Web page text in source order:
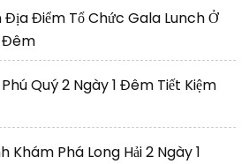
Địa Điểm Tổ Chức Gala Lunch Ở
Đêm
Quý 2 Ngày 1 Đêm Tiết Kiệm
Khám Phá Long Hải 2 Ngày 1